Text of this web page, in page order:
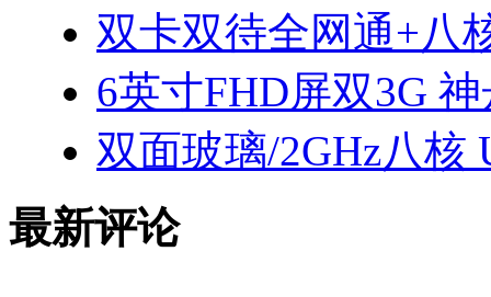
双卡双待全网通+八
6英寸FHD屏双3G
双面玻璃/2GHz八核
最新评论